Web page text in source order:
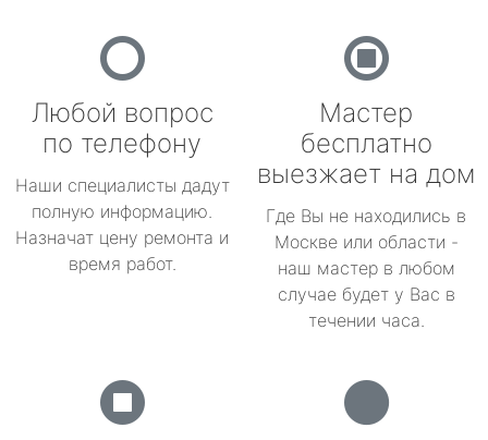
Любой вопрос
по телефону
Наши специалисты дадут
полную информацию.
Назначат цену ремонта и
время работ.
Мастер
бесплатно
выезжает на дом
Где Вы не находились в
Москве или области -
наш мастер в любом
случае будет у Вас в
течении часа.